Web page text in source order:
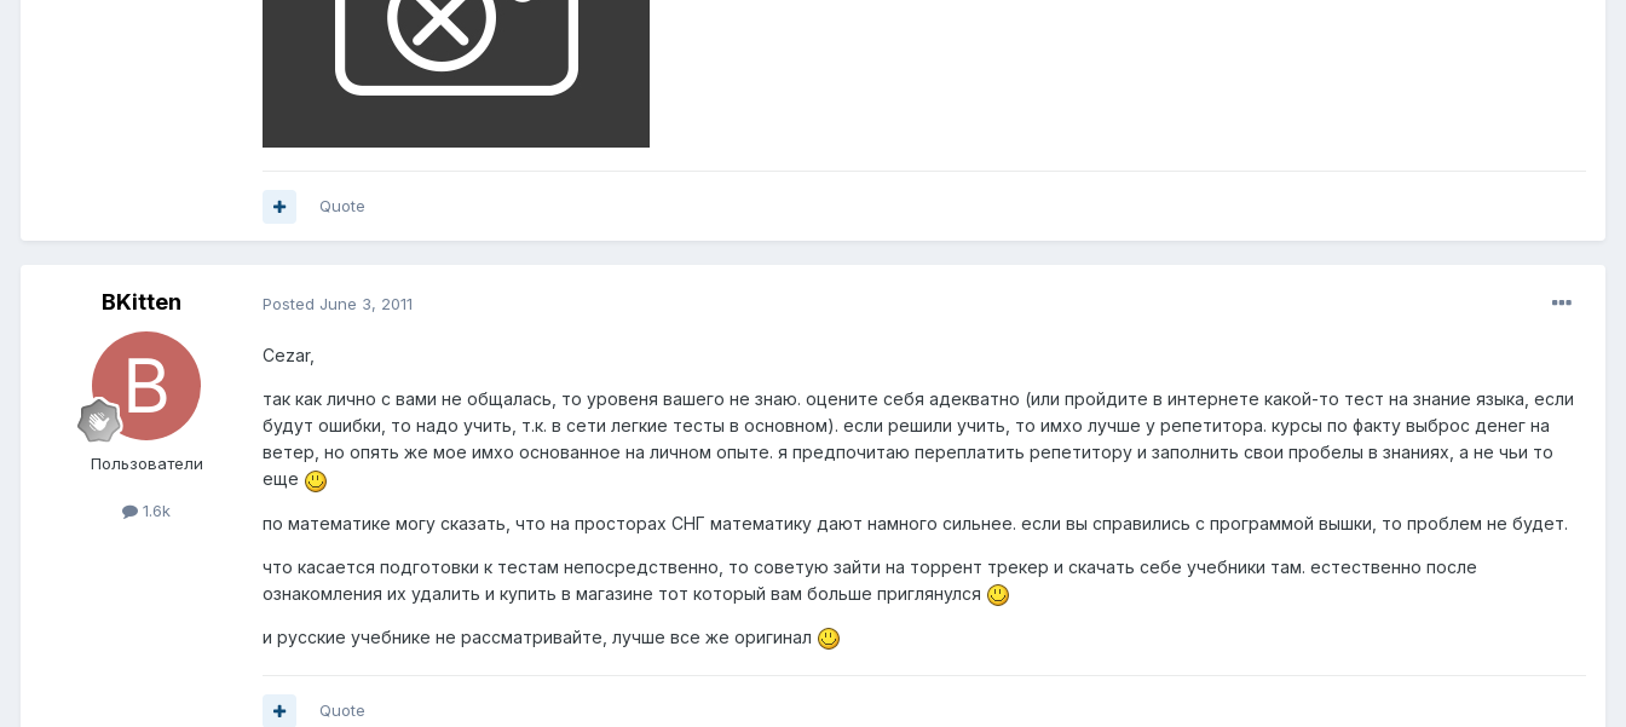
Quote
BKitten
Пользователи
1.6k
Posted June 3, 2011
Cezar,
так как лично с вами не общалась, то уровеня вашего не знаю. оцените себя адекватно (или пройдите в интернете какой-то тест на знание языка, если
будут ошибки, то надо учить, т.к. в сети легкие тесты в основном). если решили учить, то имхо лучше у репетитора. курсы по факту выброс денег на
ветер, но опять же мое имхо основанное на личном опыте. я предпочитаю переплатить репетитору и заполнить свои пробелы в знаниях, а не чьи то
еще
по математике могу сказать, что на просторах СНГ математику дают намного сильнее. если вы справились с программой вышки, то проблем не будет.
что касается подготовки к тестам непосредственно, то советую зайти на торрент трекер и скачать себе учебники там. естественно после
ознакомления их удалить и купить в магазине тот который вам больше приглянулся
и русские учебнике не рассматривайте, лучше все же оригинал
Quote